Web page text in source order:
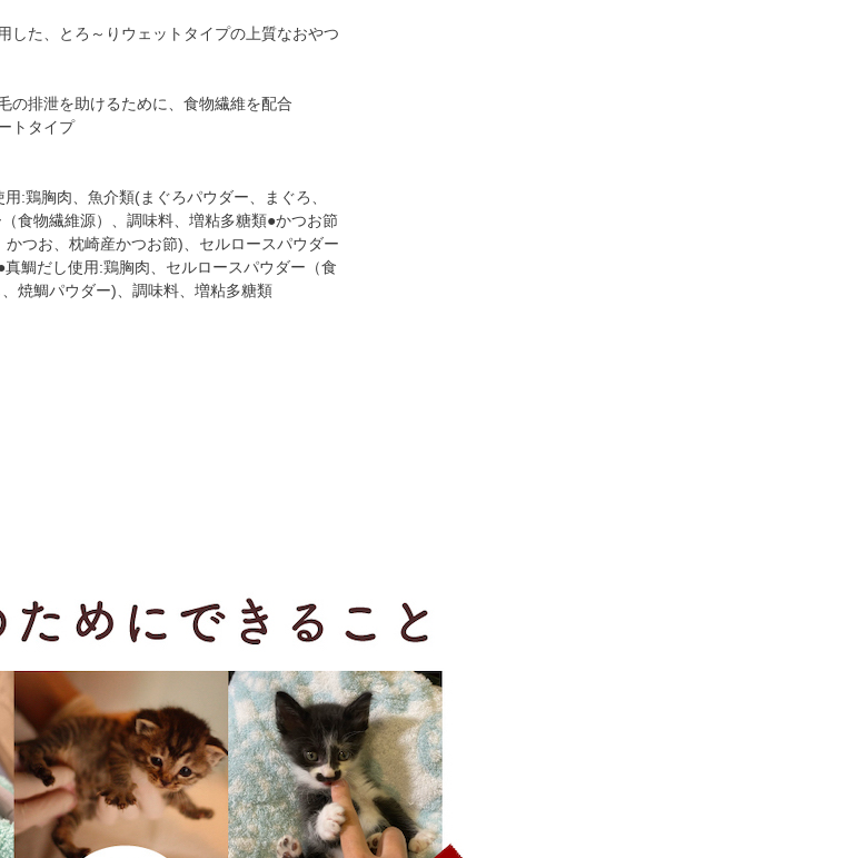
した、とろ～りウェットタイプの上質なおやつ
の排泄を助けるために、食物繊維を配合
トタイプ
:鶏胸肉、魚介類(まぐろパウダー、まぐろ、
食物繊維源）、調味料、増粘多糖類●かつお節
つお、枕崎産かつお節)、セルロースパウダー
真鯛だし使用:鶏胸肉、セルロースパウダー（食
焼鯛パウダー)、調味料、増粘多糖類